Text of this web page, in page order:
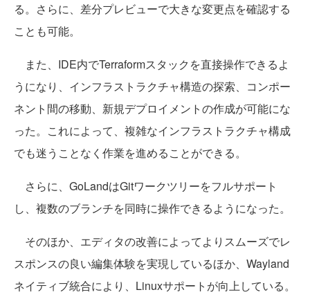
る。さらに、差分プレビューで大きな変更点を確認する
ことも可能。
また、IDE内でTerraformスタックを直接操作できるよ
うになり、インフラストラクチャ構造の探索、コンポー
ネント間の移動、新規デプロイメントの作成が可能にな
った。これによって、複雑なインフラストラクチャ構成
でも迷うことなく作業を進めることができる。
さらに、GoLandはGitワークツリーをフルサポート
し、複数のブランチを同時に操作できるようになった。
そのほか、エディタの改善によってよりスムーズでレ
スポンスの良い編集体験を実現しているほか、Wayland
ネイティブ統合により、Linuxサポートが向上している。